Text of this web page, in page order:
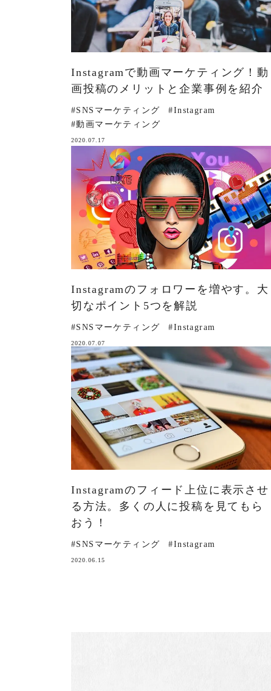
Instagramで動画マーケティング！動
画投稿のメリットと企業事例を紹介
#SNSマーケティング
#Instagram
#動画マーケティング
2020.07.17
Instagramのフォロワーを増やす。大
切なポイント5つを解説
#SNSマーケティング #Instagram
2020.07.07
Instagramのフィード上位に表示させ
る方法。多くの人に投稿を見てもら
おう！
#SNSマーケティング #Instagram
2020.06.15